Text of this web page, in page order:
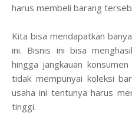
harus membeli barang
Kita bisa mendapatkan
ini. Bisnis ini bisa
hingga jangkauan
tidak mempunyai koleksi
usaha ini tentunya harus
tinggi.